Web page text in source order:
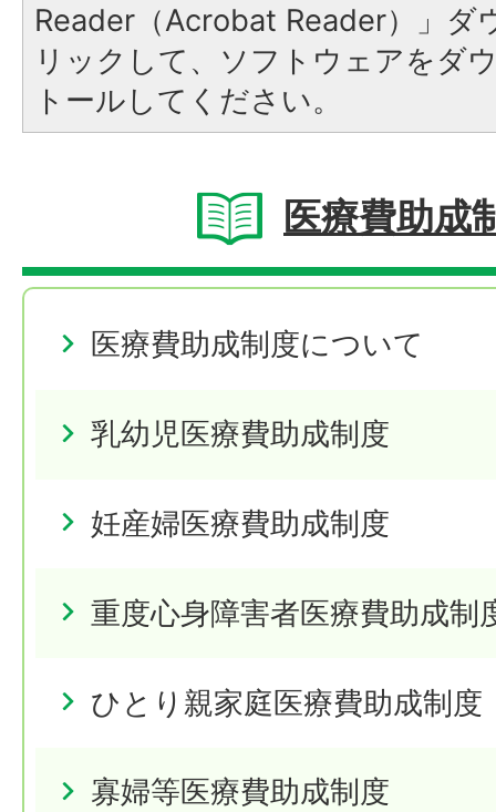
Reader（Acrobat Reader）」ダ
リックして、ソフトウェアをダ
トールしてください。
医療費助成
医療費助成制度について
乳幼児医療費助成制度
妊産婦医療費助成制度
重度心身障害者医療費助成制
ひとり親家庭医療費助成制度
寡婦等医療費助成制度